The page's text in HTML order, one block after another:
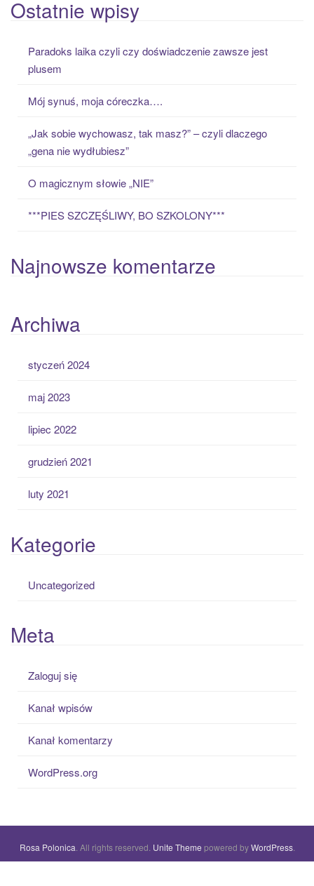
r
Ostatnie wpisy
Paradoks laika czyli czy doświadczenie zawsze jest
plusem
Mój synuś, moja córeczka….
„Jak sobie wychowasz, tak masz?” – czyli dlaczego
„gena nie wydłubiesz”
O magicznym słowie „NIE”
***PIES SZCZĘŚLIWY, BO SZKOLONY***
Najnowsze komentarze
Archiwa
styczeń 2024
maj 2023
lipiec 2022
grudzień 2021
luty 2021
Kategorie
Uncategorized
Meta
Zaloguj się
Kanał wpisów
Kanał komentarzy
WordPress.org
Rosa Polonica . All rights reserved. Unite Theme powered byWordPress.